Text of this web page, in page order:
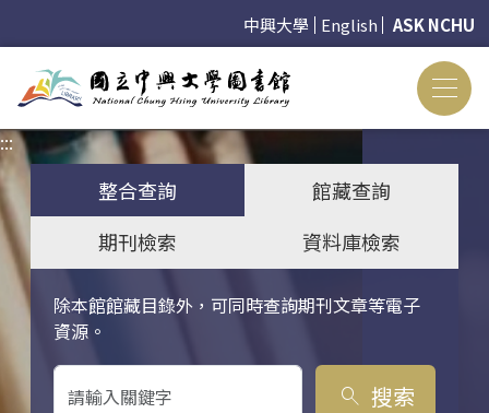
中興大學 English ASK NCHU
:::
整合查詢
館藏查詢
期刊檢索
資料庫檢索
除本館館藏目錄外，可同時查詢期刊文章等電子
資源。
關鍵字搜尋
search 搜索